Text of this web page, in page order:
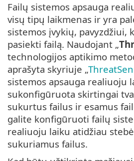
Failų sistemos apsauga
visų tipų laikmenas ir yra
sistemos įvykių, pavyzdžiui,
pasiekti failą. Naudojant „
technologijos aptikimo
aprašyta skyriuje „
sistemos apsauga realiuoju
sukonfigūruota skirtingai
sukurtus failus ir esamus
galite konfigūruoti failų
realiuoju laiku atidžiau
sukuriamus failus.